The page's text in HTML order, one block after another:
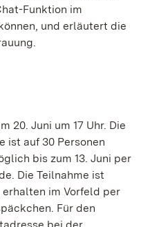
Funktion im
und erläutert die
20. Juni um 17 Uhr. Die
ist auf 30 Personen
bis zum 13. Juni per
Die Teilnahme ist
im Vorfeld per
Für den